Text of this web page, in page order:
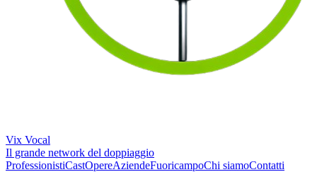
Vix Vocal
Il grande network del doppiaggio
ProfessionistiCastOpereAziendeFuoricampoChi siamoContatti